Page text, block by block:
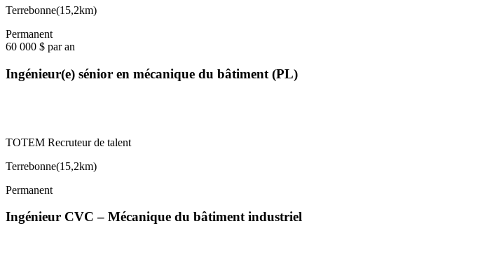
Terrebonne(15,2km)
Permanent
60 000 $ par an
Ingénieur(e) sénior en mécanique du bâtiment (PL)
TOTEM Recruteur de talent
Terrebonne(15,2km)
Permanent
Ingénieur CVC – Mécanique du bâtiment industriel